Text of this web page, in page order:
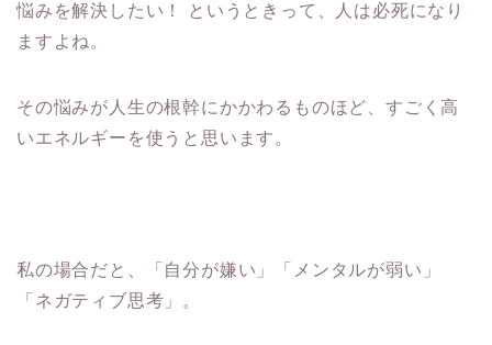
悩みを解決したい！ というときって、人は必死になり
ますよね。
その悩みが人生の根幹にかかわるものほど、すごく高
いエネルギーを使うと思います。
私の場合だと、「自分が嫌い」「メンタルが弱い」
「ネガティブ思考」。